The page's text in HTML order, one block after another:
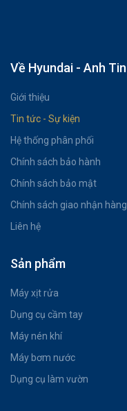
Về Hyundai - Anh Tin
Giới thiệu
Tin tức - Sự kiện
Hệ thống phân phối
Chính sách bảo hành
Chính sách bảo mật
Chính sách giao nhận hàng
Liên hệ
Sản phẩm
Máy xịt rửa
Dụng cụ cầm tay
Máy nén khí
Máy bơm nước
Dụng cụ làm vườn